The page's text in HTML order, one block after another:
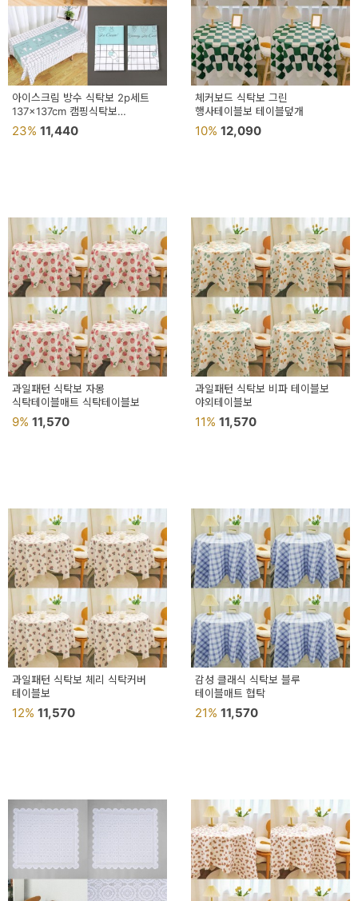
튼/
블
라
인
드
수
예
베
트
모
자
이
획
전
이
벤
트
기
획
아이스크림 방수 식탁보 2p세트
137x137cm 캠핑식탁보
테이블식탁보 캠핑방수테이블보
23% 11,440
체커보드 식탁보 그린
행사테이블보 테이블덮개
10% 12,090
과일패턴 식탁보 자몽
식탁테이블매트 식탁테이블보
9% 11,570
과일패턴 식탁보 비파 테이블보
야외테이블보
11% 11,570
과일패턴 식탁보 체리 식탁커버
테이블보
12% 11,570
감성 클래식 식탁보 블루
테이블매트 협탁
21% 11,570